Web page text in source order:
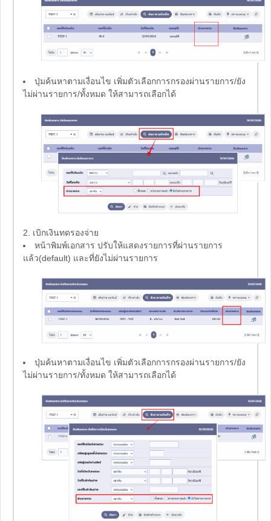
ปุ่มค้นหาตามเงื่อนไข เพิ่มตัวเลือกการกรองผ่านรายการ/ยัง
ไม่ผ่านรายการ/ทั้งหมด ให้สามารถเลือกได้
2. เบิกเงินทดรองจ่าย
หน้าพิมพ์เอกสาร ปรับให้แสดงรายการที่ผ่านรายการ
แล้ว(default) และที่ยังไม่ผ่านรายการ
ปุ่มค้นหาตามเงื่อนไข เพิ่มตัวเลือกการกรองผ่านรายการ/ยัง
ไม่ผ่านรายการ/ทั้งหมด ให้สามารถเลือกได้